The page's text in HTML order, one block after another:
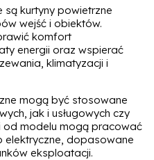
kurtyny powietrzne
wejść i obiektów.
komfort
energii oraz wspierać
klimatyzacji i
mogą być stosowane
jak i usługowych czy
od modelu mogą pracować
elektryczne, dopasowane
eksploatacji.